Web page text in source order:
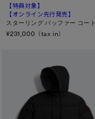
【特典対象】
【オンライン先行発売】
スターリング パッファー コート
¥231,000（tax in）